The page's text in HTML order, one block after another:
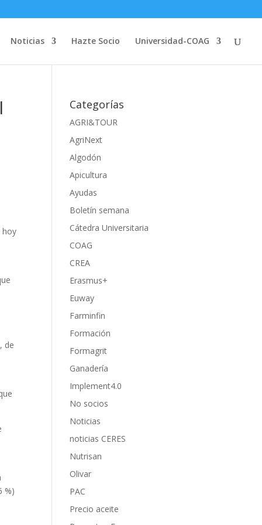
Noticias Hazte Socio Universidad-COAG
hoy
de
%)
Categorías
AGRI&TOUR
AgriNext
Algodón
Apicultura
Ayudas
Boletín semana
Cátedra Universitaria
COAG
CREA
Erasmus+
Euway
Farminfin
Formación
Formagrit
Ganadería
Implement4.0
No socios
Noticias
noticias CERES
Nutrisan
Olivar
PAC
Precio aceite